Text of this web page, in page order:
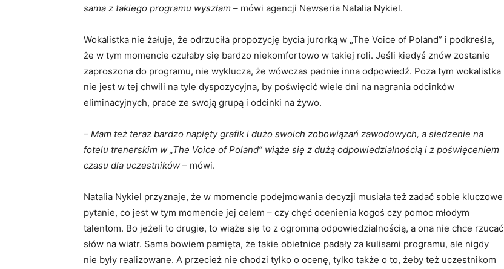
sama z takiego programu wyszłam – mówi agencji Newseria Natalia Nykiel.
Wokalistka nie żałuje, że odrzuciła propozycję bycia jurorką w „The Voice of Poland” i podkreśla,
że w tym momencie czułaby się bardzo niekomfortowo w takiej roli. Jeśli kiedyś znów zostanie
zaproszona do programu, nie wyklucza, że wówczas padnie inna odpowiedź. Poza tym wokalistka
nie jest w tej chwili na tyle dyspozycyjna, by poświęcić wiele dni na nagrania odcinków
eliminacyjnych, prace ze swoją grupą i odcinki na żywo.
– Mam też teraz bardzo napięty grafik i dużo swoich zobowiązań zawodowych, a siedzenie na
fotelu trenerskim w „The Voice of Poland” wiąże się z dużą odpowiedzialnością i z poświęceniem
czasu dla uczestników – mówi.
Natalia Nykiel przyznaje, że w momencie podejmowania decyzji musiała też zadać sobie kluczowe
pytanie, co jest w tym momencie jej celem – czy chęć ocenienia kogoś czy pomoc młodym
talentom. Bo jeżeli to drugie, to wiąże się to z ogromną odpowiedzialnością, a ona nie chce rzucać
słów na wiatr. Sama bowiem pamięta, że takie obietnice padały za kulisami programu, ale nigdy
nie były realizowane. A przecież nie chodzi tylko o ocenę, tylko także o to, żeby też uczestnikom